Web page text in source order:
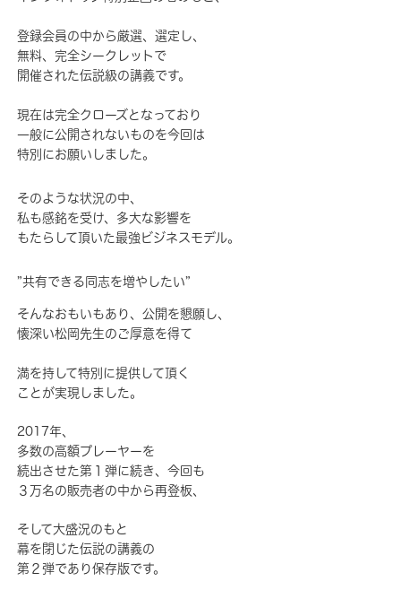
登録会員の中から厳選、選定し、
無料、完全シークレットで
開催された伝説級の講義です。
現在は完全クローズとなっており
一般に公開されないものを今回は
特別にお願いしました。
そのような状況の中、
私も感銘を受け、多大な影響を
もたらして頂いた最強ビジネスモデル。
”共有できる同志を増やしたい”
そんなおもいもあり、公開を懇願し、
懐深い松岡先生のご厚意を得て
満を持して特別に提供して頂く
ことが実現しました。
2017年、
多数の高額プレーヤーを
続出させた第１弾に続き、今回も
３万名の販売者の中から再登板、
そして大盛況のもと
幕を閉じた伝説の講義の
第２弾であり保存版です。